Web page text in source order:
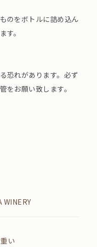
のをボトルに詰め込ん
す。
恐れがあります。必ず
をお願い致します。
WINERY
い